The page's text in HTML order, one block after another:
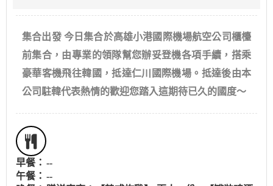
集合出發 今日集合於高雄小港國際機場航空公司櫃檯
前集合，由專業的領隊幫您辦妥登機各項手續，搭乘
豪華客機飛往韓國，抵達仁川國際機場。抵達後由本
公司駐韓代表熱情的歡迎您踏入這期待已久的國度～
早餐： --
午餐： --